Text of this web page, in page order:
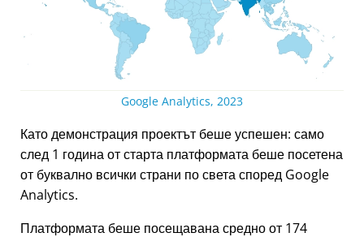
Google Analytics, 2023
Като демонстрация проектът беше успешен: само
след 1 година от старта платформата беше посетена
от буквално всички страни по света според Google
Analytics.
Платформата беше посещавана средно от 174